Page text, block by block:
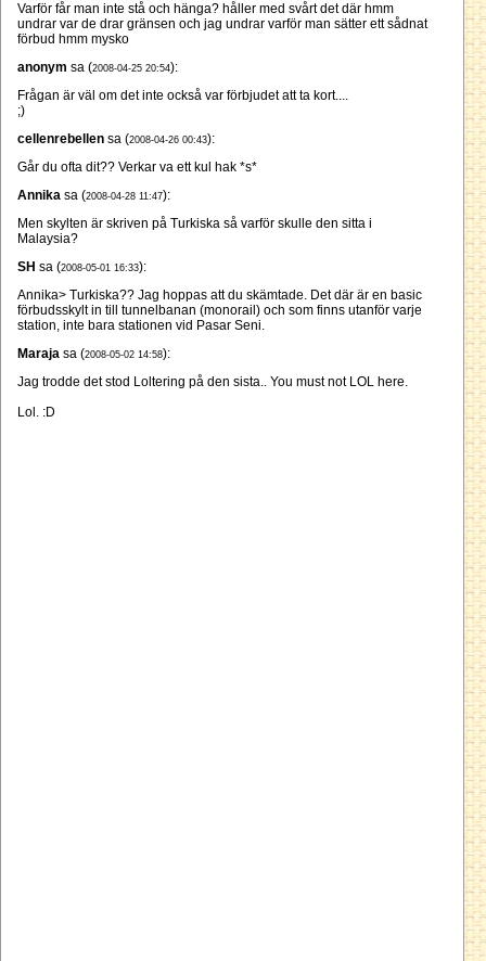
Varför får man inte stå och hänga? håller med svårt det där hmm
undrar var de drar gränsen och jag undrar varför man sätter ett sådnat
förbud hmm mysko
anonym sa (2008-04-25 20:54):
Frågan är väl om det inte också var förbjudet att ta kort....
;)
cellenrebellen sa (2008-04-26 00:43):
Går du ofta dit?? Verkar va ett kul hak *s*
Annika sa (2008-04-28 11:47):
Men skylten är skriven på Turkiska så varför skulle den sitta i
Malaysia?
SH sa (2008-05-01 16:33):
Annika> Turkiska?? Jag hoppas att du skämtade. Det där är en basic
förbudsskylt in till tunnelbanan (monorail) och som finns utanför varje
station, inte bara stationen vid Pasar Seni.
Maraja sa (2008-05-02 14:58):
Jag trodde det stod Loltering på den sista.. You must not LOL here.
Lol. :D